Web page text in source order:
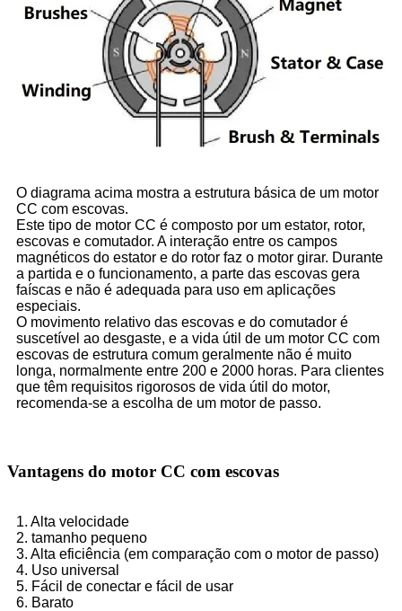
O diagrama acima mostra a estrutura básica de um motor
CC com escovas.
Este tipo de motor CC é composto por um estator, rotor,
escovas e comutador. A interação entre os campos
magnéticos do estator e do rotor faz o motor girar. Durante
a partida e o funcionamento, a parte das escovas gera
faíscas e não é adequada para uso em aplicações
especiais.
O movimento relativo das escovas e do comutador é
suscetível ao desgaste, e a vida útil de um motor CC com
escovas de estrutura comum geralmente não é muito
longa, normalmente entre 200 e 2000 horas. Para clientes
que têm requisitos rigorosos de vida útil do motor,
recomenda-se a escolha de um motor de passo.
Vantagens do motor CC com escovas
1. Alta velocidade
2. tamanho pequeno
3. Alta eficiência (em comparação com o motor de passo)
4. Uso universal
5. Fácil de conectar e fácil de usar
6. Barato